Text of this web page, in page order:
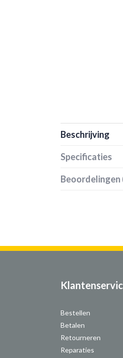
Beschrijving
Specificaties
Beoordelingen
Bestellen
Betalen
Retourneren
Reparaties